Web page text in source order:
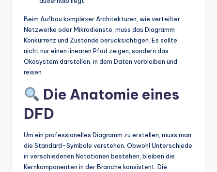
Beim Aufbau komplexer Architekturen, wie verteilter
Netzwerke oder Mikrodienste, muss das Diagramm
Konkurrenz und Zustände berücksichtigen. Es sollte
nicht nur einen linearen Pfad zeigen, sondern das
Ökosystem darstellen, in dem Daten verbleiben und
reisen.
Die Anatomie eines
DFD
Um ein professionelles Diagramm zu erstellen, muss man
die Standard-Symbole verstehen. Obwohl Unterschiede
in verschiedenen Notationen bestehen, bleiben die
Kernkomponenten in der Branche konsistent. Die